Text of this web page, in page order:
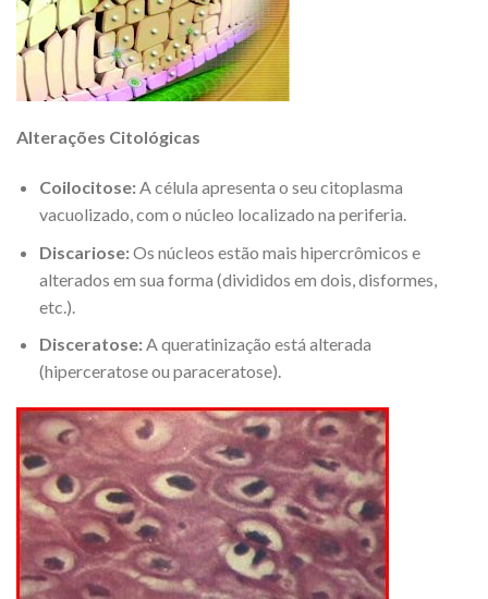
Alterações Citológicas
Coilocitose:A célula apresenta o seu citoplasma
vacuolizado, com o núcleo localizado na periferia.
Discariose:Os núcleos estão mais hipercrômicos e
alterados em sua forma (divididos em dois, disformes,
etc.).
Disceratose:A queratinização está alterada
(hiperceratose ou paraceratose).